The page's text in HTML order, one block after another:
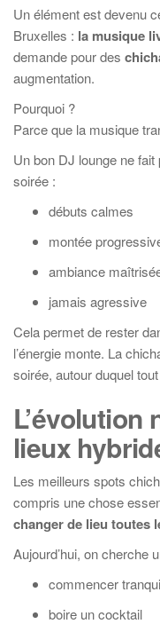
Un élément est devenu
Bruxelles : la musique
demande pour des
augmentation.
Pourquoi ?
Parce que la musique
Un bon DJ lounge ne
soirée :
débuts calmes
montée
ambiance
jamais agressive
Cela permet de rester
l’énergie monte. La
soirée, autour duquel tout
lieux
Les meilleurs spots
compris une chose
changer de lieu toutes
Aujourd’hui, on cherche
commencer
boire un cocktail